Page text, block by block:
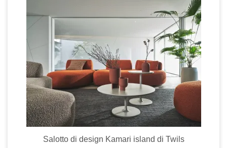
Salotto di design Kamari island di Twils